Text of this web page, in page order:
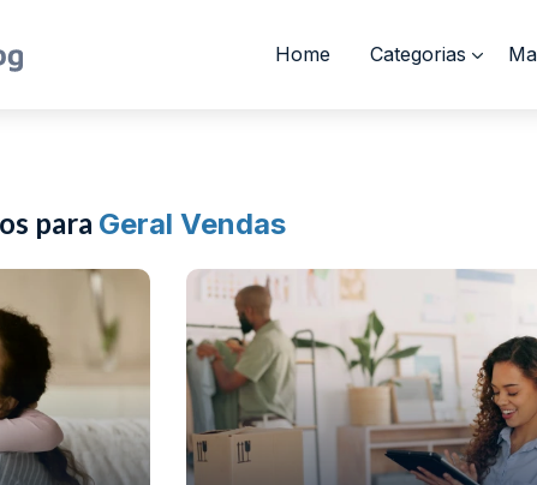
Home Categorias
para Geral Vendas